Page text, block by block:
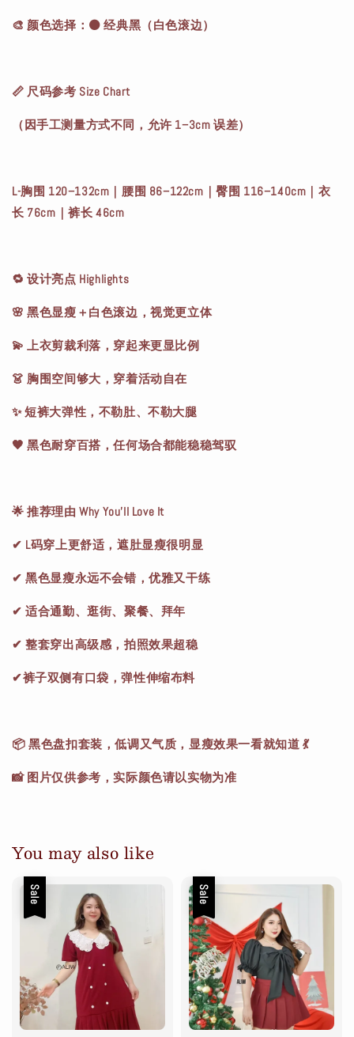
🎨 颜色选择：⚫ 经典黑（白色滚边）
📏 尺码参考 Size Chart
（因手工测量方式不同，允许 1–3cm 误差）
L-胸围 120–132cm｜腰围 86–122cm｜臀围 116–140cm｜衣
长 76cm｜裤长 46cm
🔁 设计亮点 Highlights
🌸 黑色显瘦＋白色滚边，视觉更立体
💫 上衣剪裁利落，穿起来更显比例
👗 胸围空间够大，穿着活动自在
✨ 短裤大弹性，不勒肚、不勒大腿
🖤 黑色耐穿百搭，任何场合都能稳稳驾驭
🌟 推荐理由 Why You’ll Love It
✔ L码穿上更舒适，遮肚显瘦很明显
✔ 黑色显瘦永远不会错，优雅又干练
✔ 适合通勤、逛街、聚餐、拜年
✔ 整套穿出高级感，拍照效果超稳
✔裤子双侧有口袋，弹性伸缩布料
📦 黑色盘扣套装，低调又气质，显瘦效果一看就知道 💃
📸 图片仅供参考，实际颜色请以实物为准
You may also like
Sale Sale